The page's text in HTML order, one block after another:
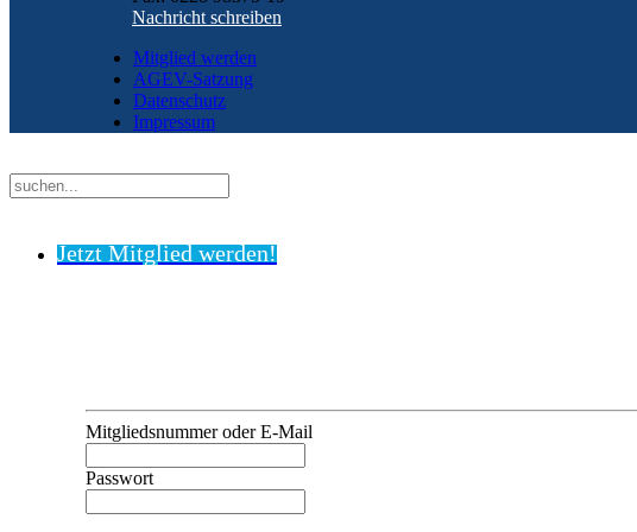
Nachricht schreiben
Mitglied werden
AGEV-Satzung
Datenschutz
Impressum
Jetzt Mitglied werden!
Mitgliedsnummer oder E-Mail
Passwort